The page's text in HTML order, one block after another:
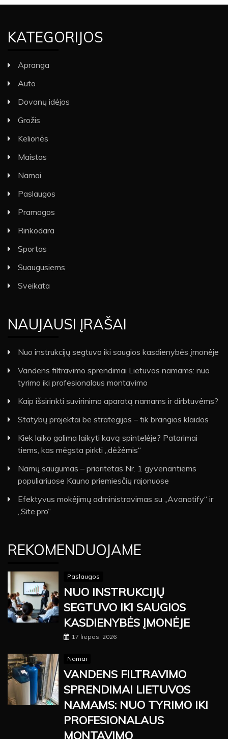
KATEGORIJOS
Apranga
Auto
Dovanų idėjos
Grožis
Kelionės
Maistas
Namai
Paslaugos
Pramogos
Rinkodara
Sportas
Suaugusiems
Sveikata
NAUJAUSI ĮRAŠAI
Nuo instrukcijų segtuvo iki saugios kasdienybės įmonėje
Vandens filtravimo sprendimai Lietuvos namams: nuo
tyrimo iki profesionalaus montavimo
Kaip išsirinkti suvirinimo aparatą namams ir dirbtuvėms?
Statybų projektai be strategijos – tik brangios klaidos
Kiek laiko galima laikyti kavą spintelėje? Patarimai
tiems, kas mėgsta pirkti „dėžėmis“
Namų saugumas – prioritetas Nr. 1 gyvenantiems
populiariuose Kauno priemiesčių rajonuose
Efektyvus mokėjimų administravimas su „Avanotify“ ir
„Site.pro“
REKOMENDUOJAME
Paslaugos
NUO INSTRUKCIJŲ
SEGTUVO IKI SAUGIOS
KASDIENYBĖS ĮMONĖJE
17 liepos, 2026
Namai
VANDENS FILTRAVIMO
SPRENDIMAI LIETUVOS
NAMAMS: NUO TYRIMO IKI
PROFESIONALAUS
MONTAVIMO